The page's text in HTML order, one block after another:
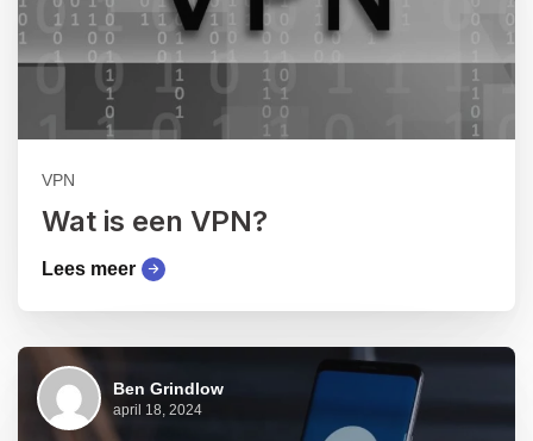
VPN
Wat is een VPN?
Lees meer
Ben Grindlow
april 18, 2024